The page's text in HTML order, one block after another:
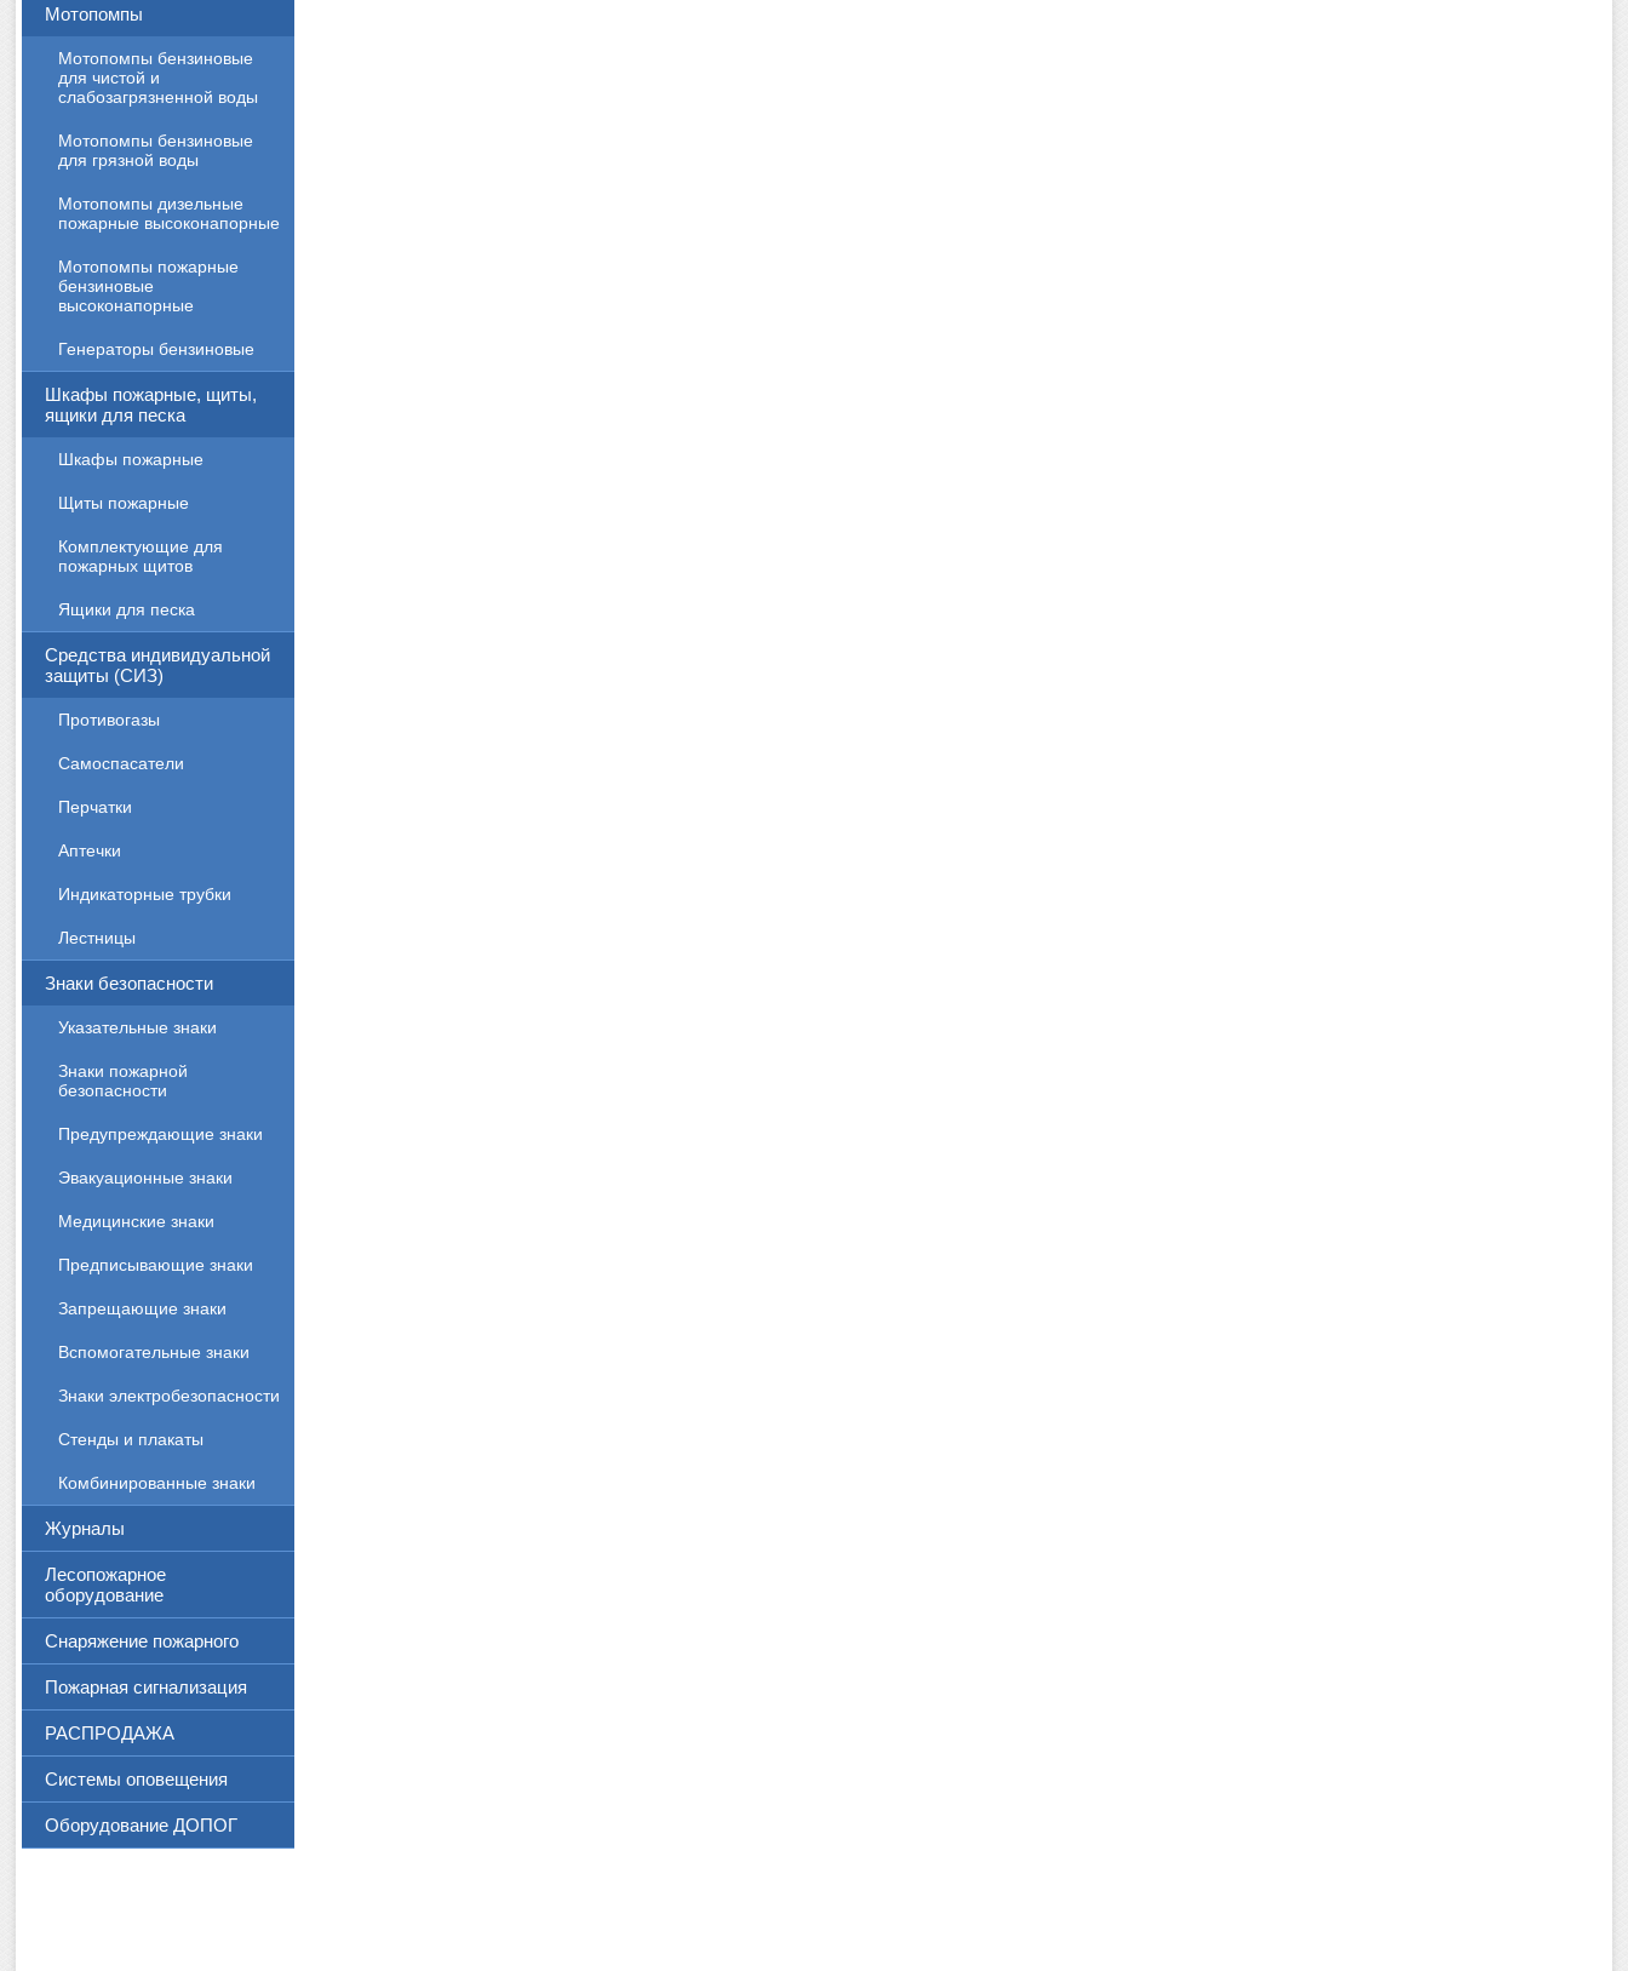
Мотопомпы
Мотопомпы бензиновые
для чистой и
слабозагрязненной воды
Мотопомпы бензиновые
для грязной воды
Мотопомпы дизельные
пожарные высоконапорные
Мотопомпы пожарные
бензиновые
высоконапорные
Генераторы бензиновые
Шкафы пожарные, щиты,
ящики для песка
Шкафы пожарные
Щиты пожарные
Комплектующие для
пожарных щитов
Ящики для песка
Средства индивидуальной
защиты (СИЗ)
Противогазы
Cамоспасатели
Перчатки
Аптечки
Индикаторные трубки
Лестницы
Знаки безопасности
Указательные знаки
Знаки пожарной
безопасности
Предупреждающие знаки
Эвакуационные знаки
Медицинские знаки
Предписывающие знаки
Запрещающие знаки
Вспомогательные знаки
Знаки электробезопасности
Стенды и плакаты
Комбинированные знаки
Журналы
Лесопожарное
оборудование
Снаряжение пожарного
Пожарная сигнализация
РАСПРОДАЖА
Системы оповещения
Оборудование ДОПОГ